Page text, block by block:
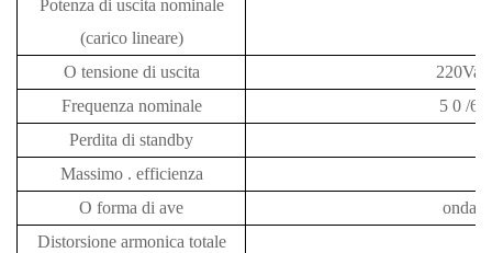
Potenza di uscita nominale
(carico lineare)
O tensione di uscita
220Vac
Frequenza nominale
5 0 /60
Perdita di standby
Massimo . efficienza
O forma di ave
onda
Distorsione armonica totale